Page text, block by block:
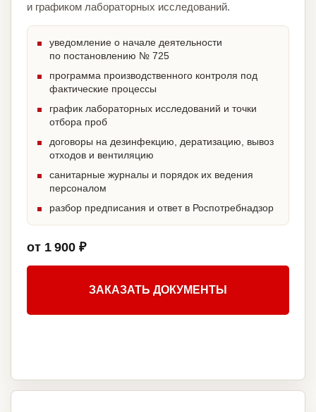
и графиком лабораторных исследований.
уведомление о начале деятельности
по постановлению № 725
программа производственного контроля под
фактические процессы
график лабораторных исследований и точки
отбора проб
договоры на дезинфекцию, дератизацию, вывоз
отходов и вентиляцию
санитарные журналы и порядок их ведения
персоналом
разбор предписания и ответ в Роспотребнадзор
от 1 900 ₽
ЗАКАЗАТЬ ДОКУМЕНТЫ